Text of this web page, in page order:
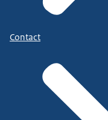
Contact